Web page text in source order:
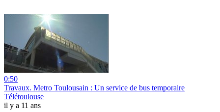
0:50
Travaux. Metro Toulousain : Un service de bus temporaire
Télétoulouse
il y a 11 ans